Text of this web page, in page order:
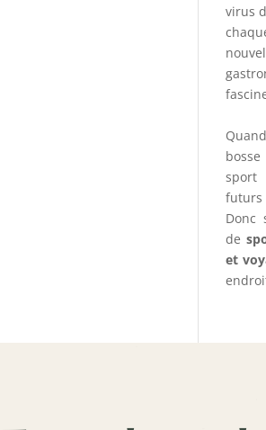
virus
sport
futurs
Donc
de
et